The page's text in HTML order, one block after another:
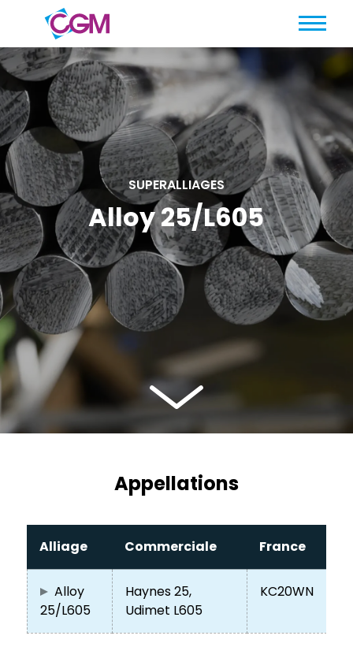
Appellations
Alliage Commerciale France
Alloy
25/L605
Haynes 25,
Udimet L605
KC20WN